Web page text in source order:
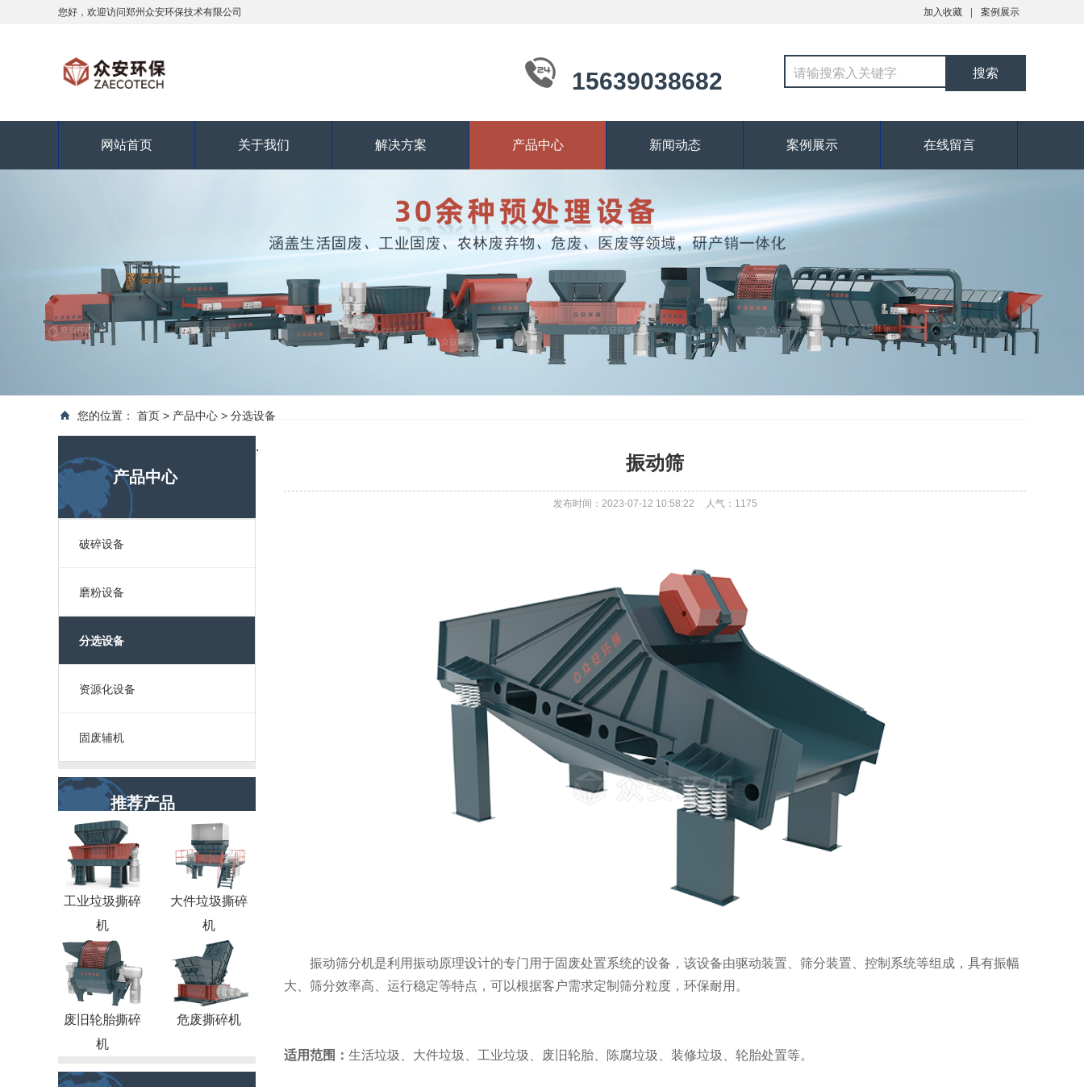
您好，欢迎访问郑州众安环保技术有限公司 加入收藏 案例展示
15639038682
网站首页 关于我们 解决方案 产品中心 新闻动态 案例展示 在线留言
您的位置： 首页 > 产品中心 > 分选设备
.
产品中心
破碎设备
磨粉设备
分选设备
资源化设备
固废辅机
推荐产品
工业垃圾撕碎
机
大件垃圾撕碎
机
废旧轮胎撕碎
机
危废撕碎机
振动筛
发布时间：2023-07-12 10:58:22 人气： 1175
振动筛分机是利用振动原理设计的专门用于固废处置系统的设备，该设备由驱动装置、筛分装置、控制系统等组成，具有振幅
大、筛分效率高、运行稳定等特点，可以根据客户需求定制筛分粒度，环保耐用。
适用范围： 生活垃圾、大件垃圾、工业垃圾、废旧轮胎、陈腐垃圾、装修垃圾、轮胎处置等。